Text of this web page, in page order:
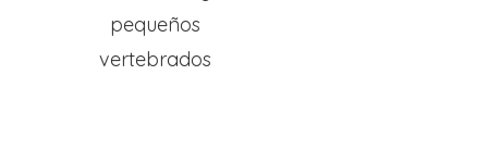
pequeños
vertebrados